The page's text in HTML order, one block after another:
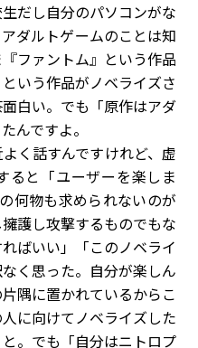
だし自分のパソコンがな
ダルトゲームのことは知
ファントム』という作品
いう作品がノベライズさ
白い。でも「原作はアダ
んですよ。
く話すんですけれど、虚
ると「ユーザーを楽しま
何物も求められないのが
護し攻撃するものでもな
ばいい」「このノベライ
く思った。自分が楽しん
隅に置かれているからこ
に向けてノベライズした
。でも「自分はニトロプ